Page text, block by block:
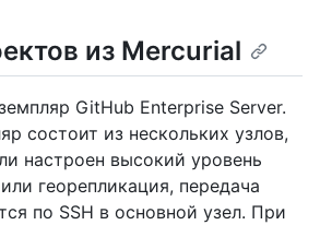
из Mercurial
GitHub Enterprise Server.
состоит из нескольких узлов,
настроен высокий уровень
георепликация, передача
по SSH в основной узел. При